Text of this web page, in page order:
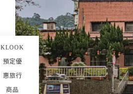
KLOOK
預定優
惠旅行
商品